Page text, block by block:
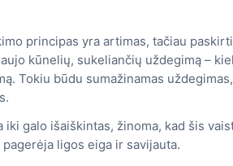
principas yra artimas, tačiau
kūnelių, sukeliančių uždegimą –
Tokiu būdu sumažinamas
galo išaiškintas, žinoma, kad šis
ligos eiga ir savijauta.